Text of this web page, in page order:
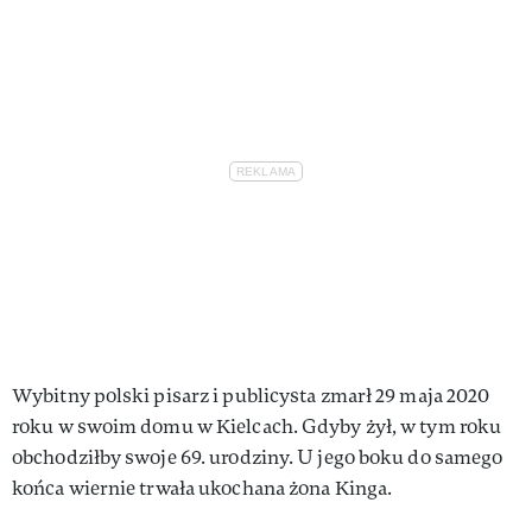
Wybitny polski pisarz i publicysta zmarł 29 maja 2020
roku w swoim domu w Kielcach. Gdyby żył, w tym roku
obchodziłby swoje 69. urodziny. U jego boku do samego
końca wiernie trwała ukochana żona Kinga.